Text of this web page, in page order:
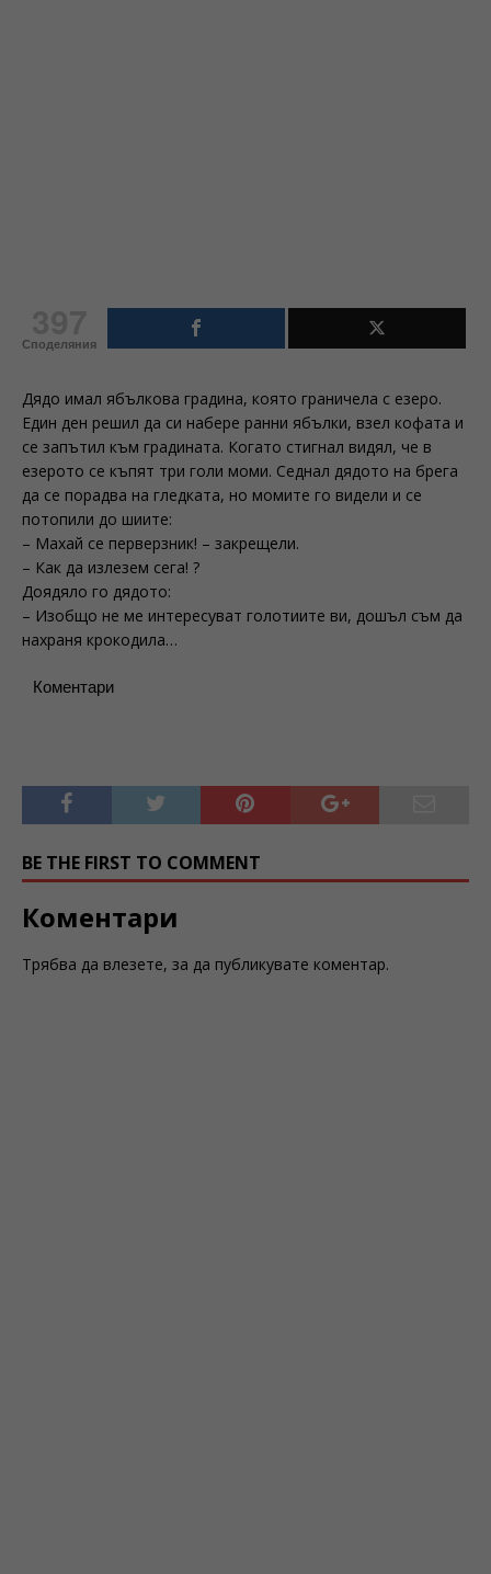
Споделяния
Дядо имал ябълкова градина, която граничела с езеро.
Един ден решил да си набере ранни ябълки, взел кофата и
се запътил към градината. Когато стигнал видял, че в
езерото се къпят три голи моми. Седнал дядото на брега
да се порадва на гледката, но момите го видели и се
потопили до шиите:
– Махай се перверзник! – закрещели.
– Как да излезем сега! ?
Доядяло го дядото:
– Изобщо не ме интересуват голотиите ви, дошъл съм да
нахраня крокодила…
Коментари
BE THE FIRST TO COMMENT
Коментари
Трябва да влезете, за да публикувате коментар.